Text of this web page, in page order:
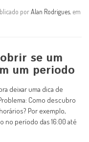
porAlan Rodrigues, em
se um
um periodo
deixar uma dica de
Como descubro
Por exemplo,
no período das 16:00 até